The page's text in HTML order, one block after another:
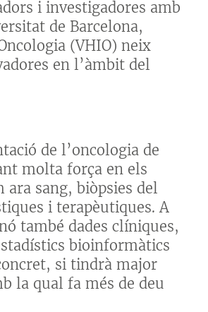
i investigadores amb
de Barcelona,
(VHIO) neix
en l’àmbit del
de l’oncologia de
molta força en els
ara sang, biòpsies del
i terapèutiques. A
també dades clíniques,
bioinformàtics
si tindrà major
la qual fa més de deu